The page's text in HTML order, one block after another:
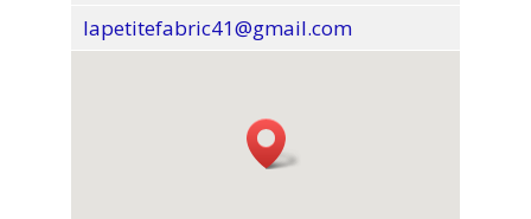
lapetitefabric41@gmail.com